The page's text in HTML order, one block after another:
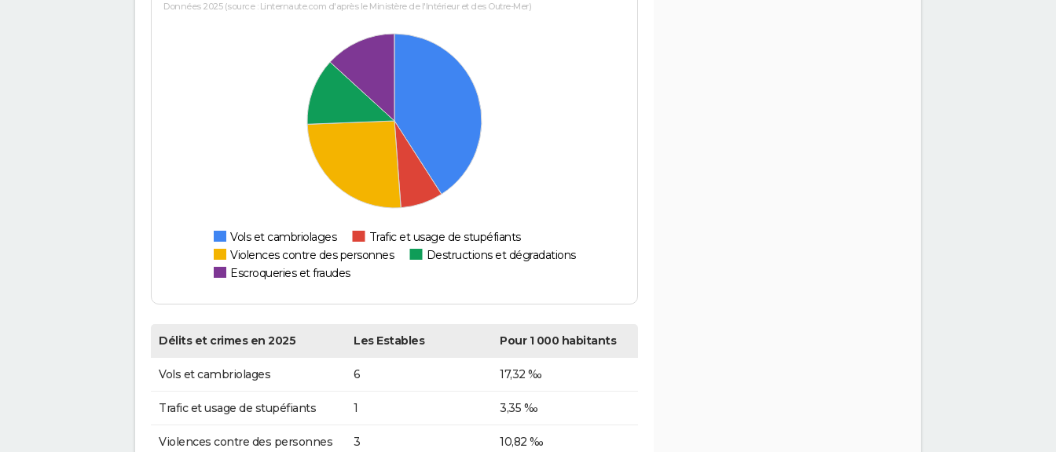
Données 2025 (source : Linternaute.com d'après le Ministère de l'Intérieur et des Outre-Mer)
Vols et cambriolages
Trafic et usage de stupéfiants
Violences contre des personnes
Destructions et dégradations
Escroqueries et fraudes
Délits et crimes en 2025 Les Estables Pour 1 000 habitants
Vols et cambriolages 6 17,32 ‰
Trafic et usage de stupéfiants 1 3,35 ‰
Violences contre des personnes 3 10,82 ‰